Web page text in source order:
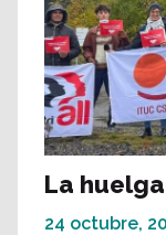
La
24 octubre,